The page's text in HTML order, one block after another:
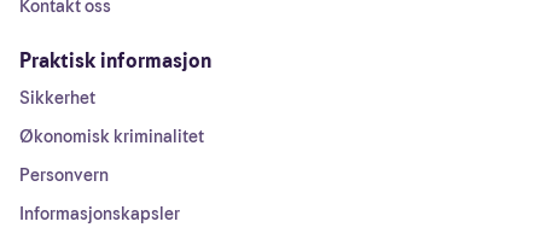
Kontakt oss
Praktisk informasjon
Sikkerhet
Økonomisk kriminalitet
Personvern
Informasjonskapsler